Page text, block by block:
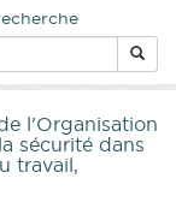
l'Organisation
sécurité dans
travail,